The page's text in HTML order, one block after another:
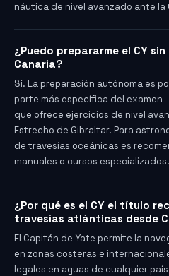
náutica de nivel avanzado ante la
¿Puedo prepararme el CY
Canaria?
Sí. La preparación autónoma es
parte más específica del
que ofrece ejercicios de nivel
Estrecho de Gibraltar. Para
de travesías oceánicas es
manuales o cursos especializados.
¿Por qué es el CY el título
travesías atlánticas desde
El Capitán de Yate permite la
en zonas costeras e
legales en aguas de cualquier